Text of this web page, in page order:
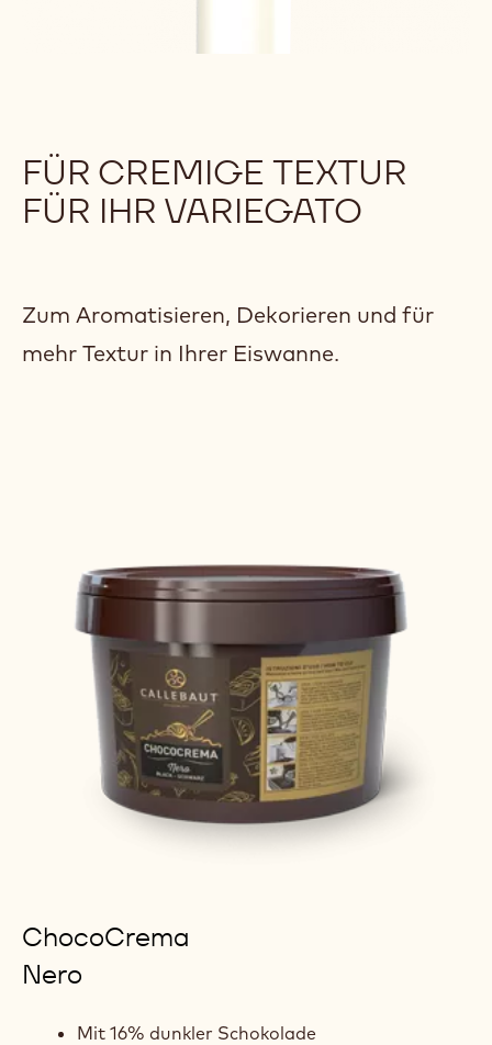
FÜR CREMIGE TEXTUR
FÜR IHR VARIEGATO
Zum Aromatisieren, Dekorieren und für
mehr Textur in Ihrer Eiswanne.
ChocoCrema
Nero
Mit 16% dunkler Schokolade